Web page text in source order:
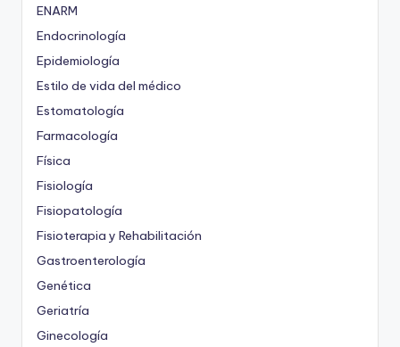
ENARM
Endocrinología
Epidemiología
Estilo de vida del médico
Estomatología
Farmacología
Física
Fisiología
Fisiopatología
Fisioterapia y Rehabilitación
Gastroenterología
Genética
Geriatría
Ginecología